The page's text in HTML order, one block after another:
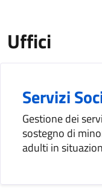
Uffici
Servizi
Gestione dei
sostegno di
adulti in